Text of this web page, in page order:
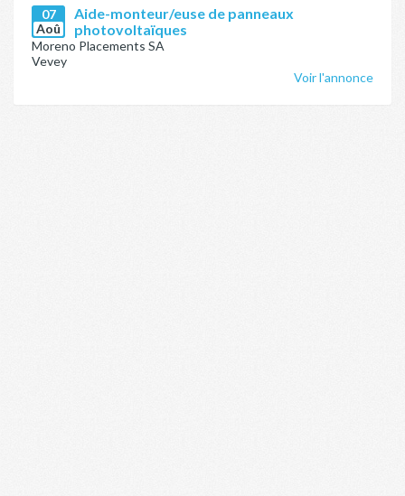
07
Aoû
Aide-monteur/euse de panneaux
photovoltaïques
Moreno Placements SA
Vevey
Voir l'annonce